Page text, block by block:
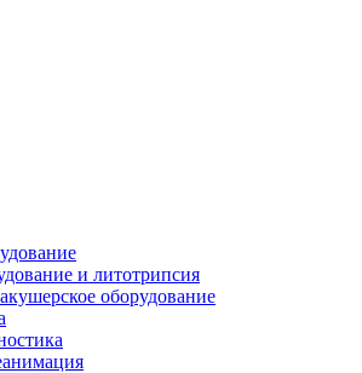
и литотрипсия
оборудование